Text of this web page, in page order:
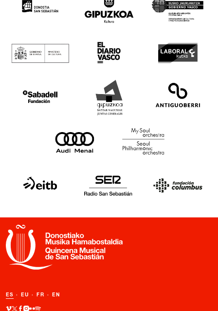
ES · EU · FR · EN